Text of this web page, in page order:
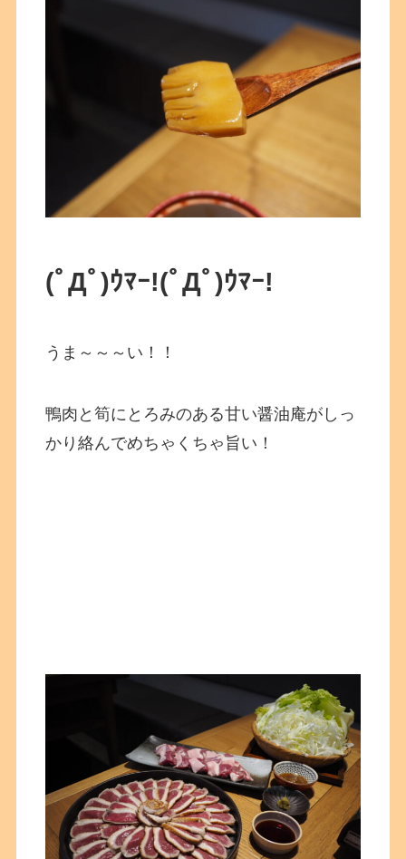
(ﾟДﾟ)ｳﾏｰ!(ﾟДﾟ)ｳﾏｰ!
うま～～～い！！
鴨肉と筍にとろみのある甘い醤油庵がしっ
かり絡んでめちゃくちゃ旨い！